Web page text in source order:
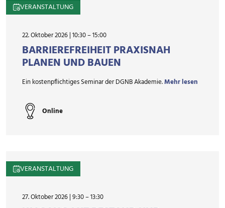
VERANSTALTUNG
22. Oktober 2026 | 10:30–15:00
BARRIEREFREIHEIT PRAXISNAH
PLANEN UND BAUEN
Ein kostenpflichtiges Seminar der DGNB Akademie.Mehr lesen
Online
VERANSTALTUNG
27. Oktober 2026 | 9:30–13:30